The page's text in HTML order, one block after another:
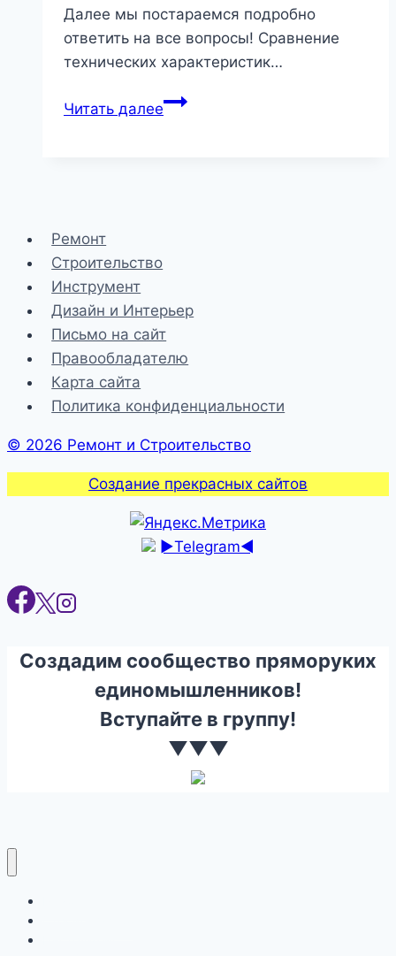
Далее мы постараемся подробно
ответить на все вопросы! Сравнение
технических характеристик…
Читать далееВВГ
и
чем
разница
Ремонт
Строительство
Инструмент
Дизайн и Интерьер
Письмо на сайт
Правообладателю
Карта сайта
Политика конфиденциальности
© 2026 Ремонт и Строительство
Создание прекрасных сайтов
►Telegram◄
Создадим сообщество пряморуких
единомышленников!
Вступайте в группу!
▼▼▼